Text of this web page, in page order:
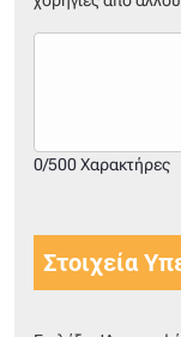
0/500 Χαρακτήρες
Στοιχεία